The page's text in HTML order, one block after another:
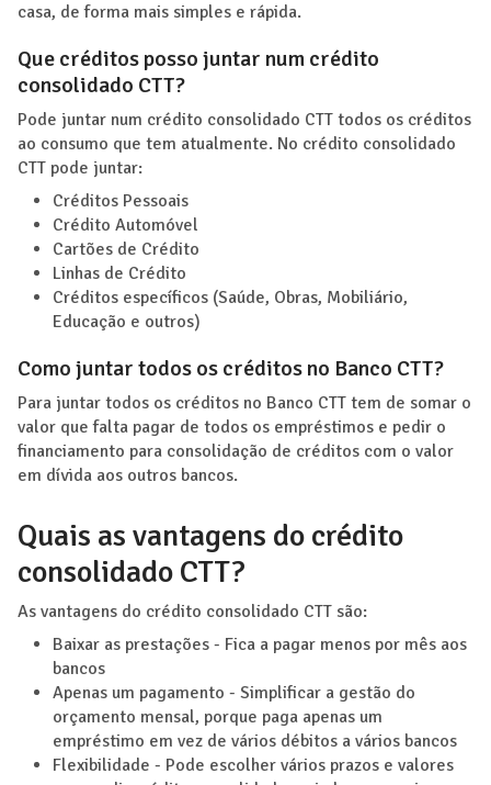
casa, de forma mais simples e rápida.
Que créditos posso juntar num crédito
consolidado CTT?
Pode juntar num crédito consolidado CTT todos os créditos
ao consumo que tem atualmente. No crédito consolidado
CTT pode juntar:
Créditos Pessoais
Crédito Automóvel
Cartões de Crédito
Linhas de Crédito
Créditos específicos (Saúde, Obras, Mobiliário,
Educação e outros)
Como juntar todos os créditos no Banco CTT?
Para juntar todos os créditos no Banco CTT tem de somar o
valor que falta pagar de todos os empréstimos e pedir o
financiamento para consolidação de créditos com o valor
em dívida aos outros bancos.
Quais as vantagens do crédito
consolidado CTT?
As vantagens do crédito consolidado CTT são:
Baixar as prestações - Fica a pagar menos por mês aos
bancos
Apenas um pagamento - Simplificar a gestão do
orçamento mensal, porque paga apenas um
empréstimo em vez de vários débitos a vários bancos
Flexibilidade - Pode escolher vários prazos e valores